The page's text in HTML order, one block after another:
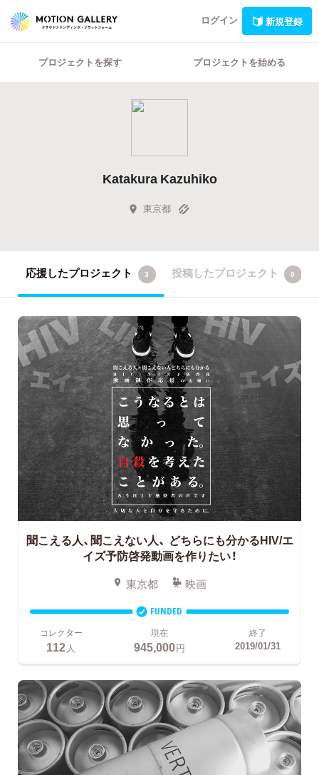
ログイン 新規登録
プロジェクトを探す プロジェクトを始める
Katakura Kazuhiko
東京都
応援したプロジェクト 3 投稿したプロジェクト 0
聞こえる人、聞こえない人、 どちらにも分かるHIV/エ
イズ予防啓発動画を作りたい！
東京都 映画
FUNDED
コレクター
112 人
現在
945,000円
終了
2019/01/31